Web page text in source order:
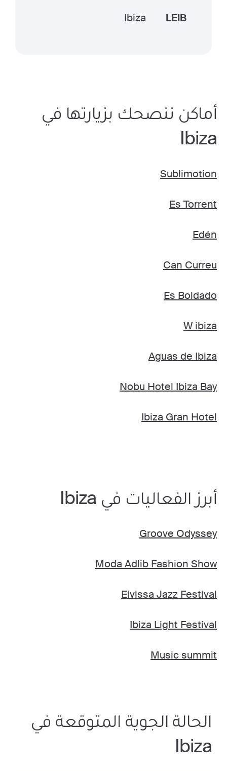
LEIB
Ibiza
أماكن ننصحك بزيارتها في
Ibiza
Sublimotion
Es Torrent
Edén
Can Curreu
Es Boldado
W ibiza
Aguas de Ibiza
Nobu Hotel Ibiza Bay
Ibiza Gran Hotel
أبرز الفعاليات في Ibiza
Groove Odyssey
Moda Adlib Fashion Show
Eivissa Jazz Festival
Ibiza Light Festival
Music summit
الحالة الجوية المتوقعة في
Ibiza